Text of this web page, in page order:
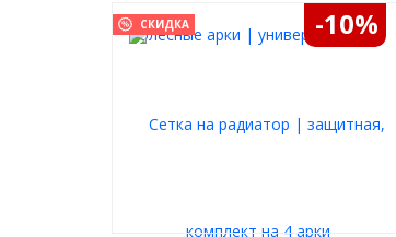
СКИДКА -10%